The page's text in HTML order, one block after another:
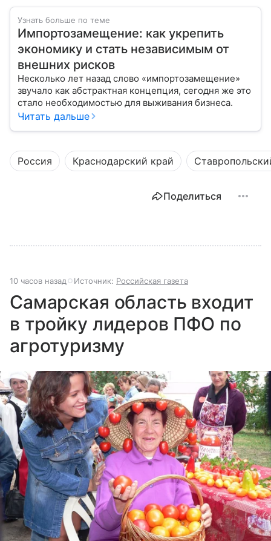
Узнать больше по теме
Импортозамещение: как укрепить
экономику и стать независимым от
внешних рисков
Несколько лет назад слово «импортозамещение»
звучало как абстрактная концепция, сегодня же это
стало необходимостью для выживания бизнеса.
Читать дальше
Россия Краснодарский край
Поделиться
10 часов назад Источник: Российская газета
Самарская область входит
в тройку лидеров ПФО по
агротуризму